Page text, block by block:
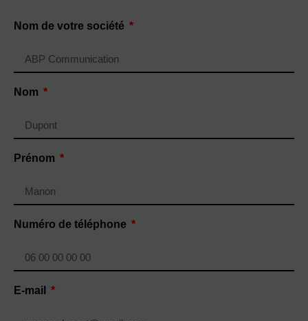
Nom de votre société
Nom
Prénom
Numéro de téléphone
E-mail